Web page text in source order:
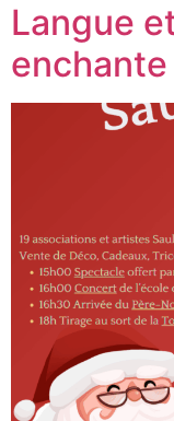
Langue